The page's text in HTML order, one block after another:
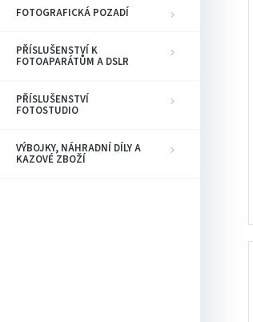
FOTOGRAFICKÁ POZADÍ
PŘÍSLUŠENSTVÍ K
FOTOAPARÁTŮM A DSLR
PŘÍSLUŠENSTVÍ
FOTOSTUDIO
VÝBOJKY, NÁHRADNÍ DÍLY A
KAZOVÉ ZBOŽÍ